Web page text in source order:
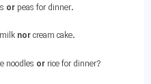
orpeas for dinner.
milk norcream cake.
noodles orrice for dinner?